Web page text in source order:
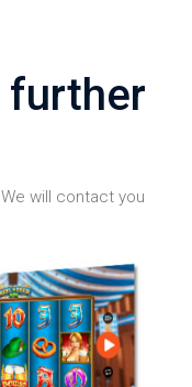
further
will contact you